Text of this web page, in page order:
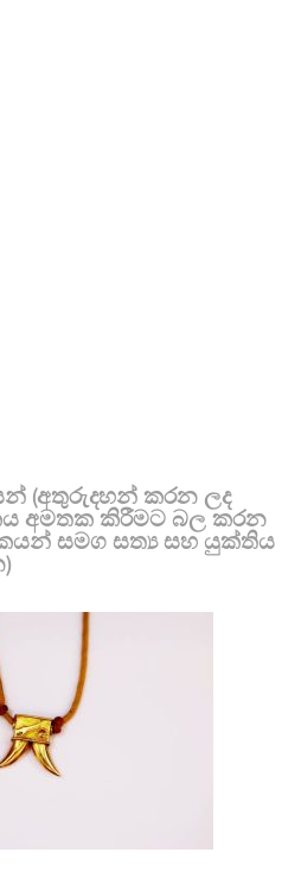
(අතුරුදහන් කරන ලද
අමතක කිරීමට බල කරන
සමග සත්‍ය සහ යුක්තිය